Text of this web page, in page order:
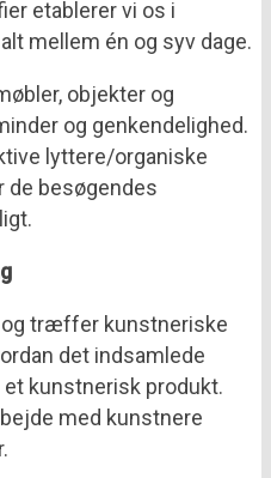
etablerer vi os i
mellem én og syv dage.
objekter og
og genkendelighed.
lyttere/organiske
de besøgendes
og træffer kunstneriske
det indsamlede
kunstnerisk produkt.
med kunstnere